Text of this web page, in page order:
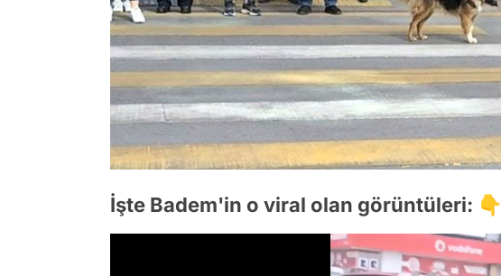
İşte Badem'in o viral olan görüntüleri: 👇